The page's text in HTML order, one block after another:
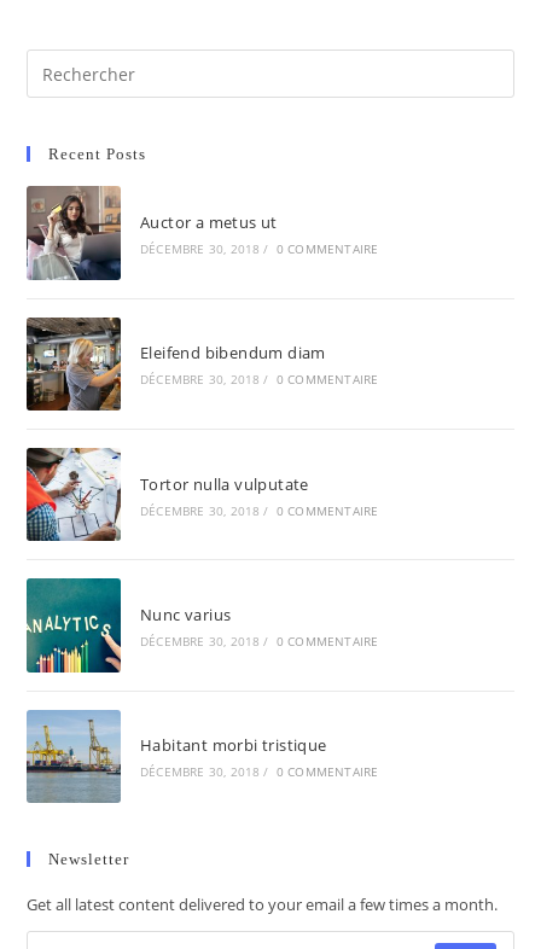
Recent Posts
Auctor a metus ut
DÉCEMBRE 30, 2018 / 0 COMMENTAIRE
Eleifend bibendum diam
DÉCEMBRE 30, 2018 / 0 COMMENTAIRE
Tortor nulla vulputate
DÉCEMBRE 30, 2018 / 0 COMMENTAIRE
Nunc varius
DÉCEMBRE 30, 2018 / 0 COMMENTAIRE
Habitant morbi tristique
DÉCEMBRE 30, 2018 / 0 COMMENTAIRE
Newsletter
Get all latest content delivered to your email a few times a month.